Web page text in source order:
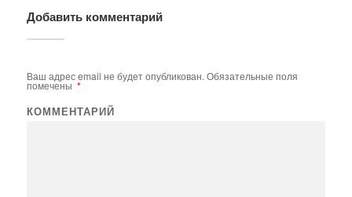
Добавить комментарий
Ваш адрес email не будет опубликован. Обязательные поля
помечены *
КОММЕНТАРИЙ